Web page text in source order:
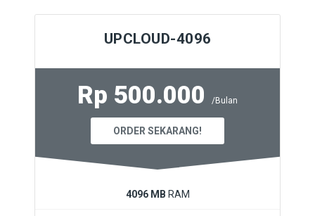
UPCLOUD-4096
Rp 500.000 /Bulan
ORDER SEKARANG!
4096 MB RAM